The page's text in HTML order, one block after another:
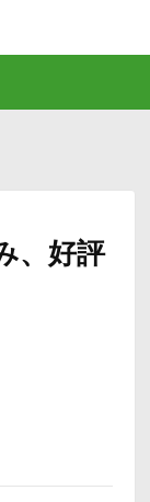
、好評